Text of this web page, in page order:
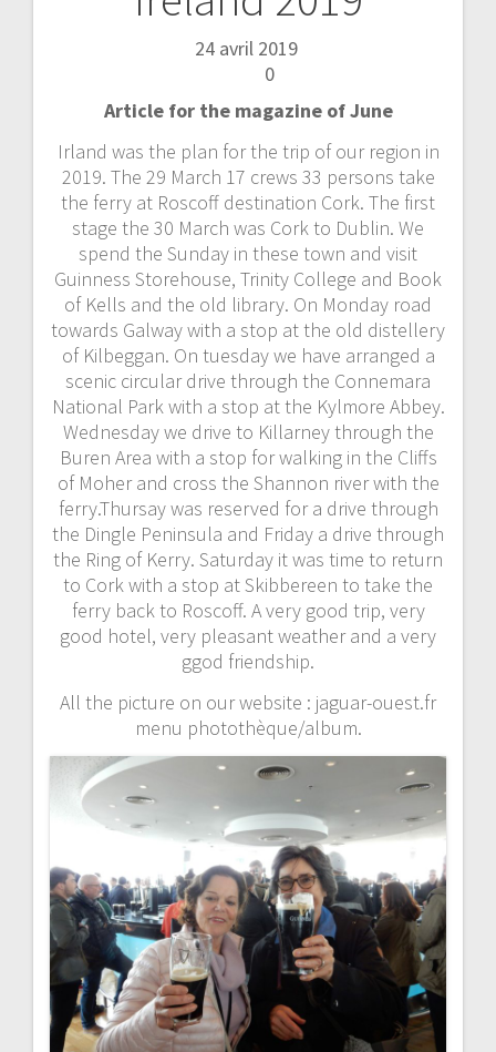
24 avril 2019
0
Article for the magazine of June
Irland was the plan for the trip of our region in
2019. The 29 March 17 crews 33 persons take
the ferry at Roscoff destination Cork. The first
stage the 30 March was Cork to Dublin. We
spend the Sunday in these town and visit
Guinness Storehouse, Trinity College and Book
of Kells and the old library. On Monday road
towards Galway with a stop at the old distellery
of Kilbeggan. On tuesday we have arranged a
scenic circular drive through the Connemara
National Park with a stop at the Kylmore Abbey.
Wednesday we drive to Killarney through the
Buren Area with a stop for walking in the Cliffs
of Moher and cross the Shannon river with the
ferry.Thursay was reserved for a drive through
the Dingle Peninsula and Friday a drive through
the Ring of Kerry. Saturday it was time to return
to Cork with a stop at Skibbereen to take the
ferry back to Roscoff. A very good trip, very
good hotel, very pleasant weather and a very
ggod friendship.
All the picture on our website : jaguar-ouest.fr
menu photothèque/album.
Navigation
l’article